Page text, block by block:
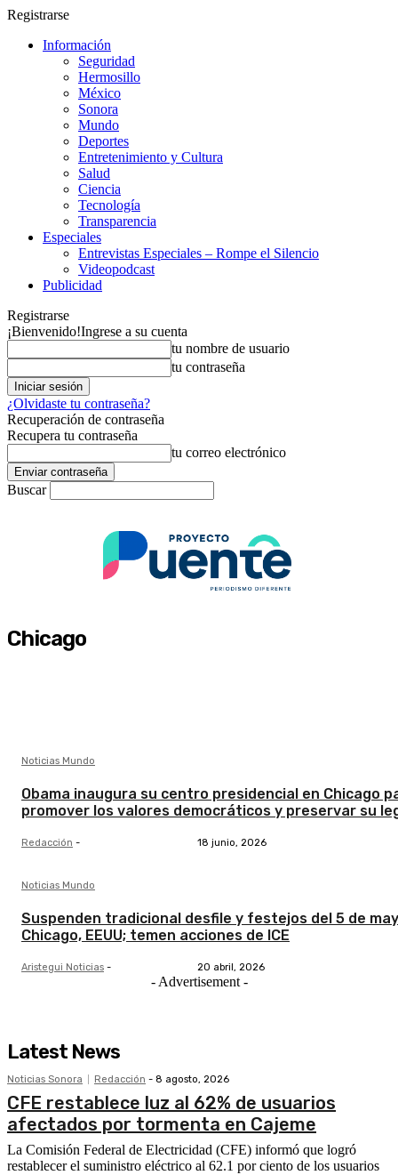
Registrarse
Información
Seguridad
Hermosillo
México
Sonora
Mundo
Deportes
Entretenimiento y Cultura
Salud
Ciencia
Tecnología
Transparencia
Especiales
Entrevistas Especiales – Rompe el Silencio
Videopodcast
Publicidad
Registrarse
¡Bienvenido!Ingrese a su cuenta
tu nombre de usuario
tu contraseña
¿Olvidaste tu contraseña?
Recuperación de contraseña
Recupera tu contraseña
tu correo electrónico
Buscar
Chicago
Noticias Mundo
Obama inaugura su centro presidencial en Chicago
promover los valores democráticos y preservar su
Redacción - 18 junio, 2026
Noticias Mundo
Suspenden tradicional desfile y festejos del 5 de
Chicago, EEUU; temen acciones de ICE
Aristegui Noticias - 20 abril, 2026
- Advertisement -
Latest News
Noticias Sonora Redacción - 8 agosto, 2026
CFE restablece luz al 62% de usuarios
afectados por tormenta en Cajeme
La Comisión Federal de Electricidad (CFE) informó que logró
restablecer el suministro eléctrico al 62.1 por ciento de los usuarios